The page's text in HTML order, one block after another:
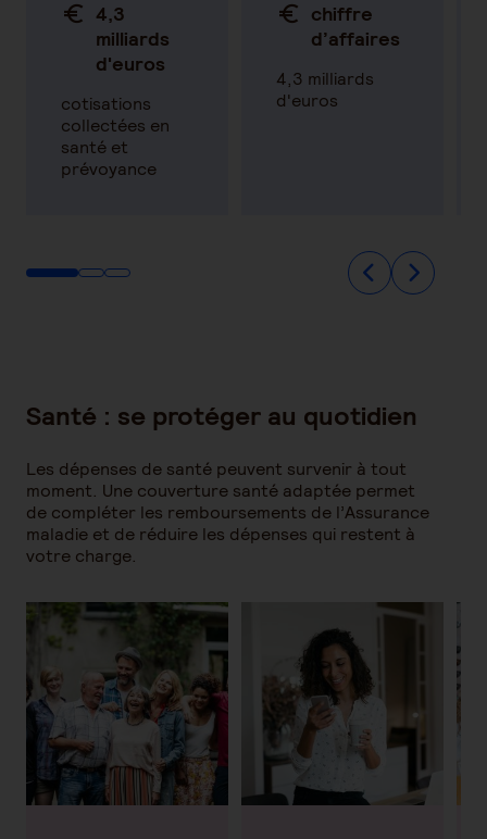
4,3
milliards
d'euros
cotisations
collectées en
santé et
prévoyance
chiffre
d’affaires
4,3 milliards
d'euros
Santé : se protéger au quotidien
Les dépenses de santé peuvent survenir à tout
moment. Une couverture santé adaptée permet
de compléter les remboursements de l’Assurance
maladie et de réduire les dépenses qui restent à
votre charge.